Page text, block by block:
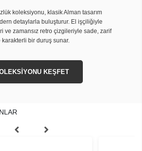
koleksiyonu, klasik Alman tasarım
detaylarla buluşturur. El işçiliğiyle
ve zamansız retro çizgileriyle sade, zarif
karakterli bir duruş sunar.
KEŞFET